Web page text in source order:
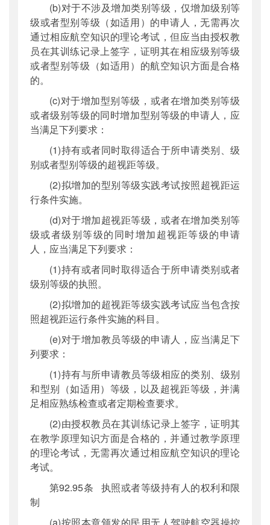
(b)对于不涉及增加类别等级，仅增加级别等
级或者型别等级（如适用）的申请人，无需再次
通过相应航空知识的理论考试，但应当由授权教
员在其训练记录上签字，证明其在相应级别等级
或者型别等级（如适用）的航空知识方面是合格
的。
(c)对于增加型别等级，或者在增加类别等级
或者级别等级的同时增加型别等级的申请人，应
当满足下列要求：
(1)持有或者同时取得适合于所申请类别、级
别或者型别等级的超视距等级。
(2)拟增加的型别等级实践考试按照超视距运
行条件实施。
(d)对于增加超视距等级，或者在增加类别等
级或者级别等级的同时增加超视距等级的申请
人，应当满足下列要求：
(1)持有或者同时取得适合于所申请类别或者
级别等级的执照。
(2)拟增加的超视距等级实践考试应当包含按
照超视距运行条件实施的科目。
(e)对于增加教员等级的申请人，应当满足下
列要求：
(1)持有与所申请教员等级相应的类别、级别
和型别（如适用）等级，以及超视距等级，并满
足相应熟练检查或者定期检查要求。
(2)由授权教员在其训练记录上签字，证明其
在教学原理知识方面是合格的，并通过教学原理
的理论考试，无需再次通过相应航空知识的理论
考试。
第92.95条 执照或者等级持有人的权利和限
制